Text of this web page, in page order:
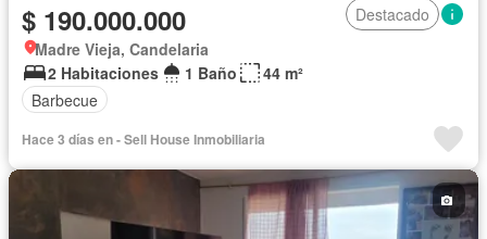
$ 190.000.000
Destacado
Madre Vieja, Candelaria
2 Habitaciones
1 Baño
44 m²
Barbecue
Hace 3 días en - Sell House Inmobiliaria